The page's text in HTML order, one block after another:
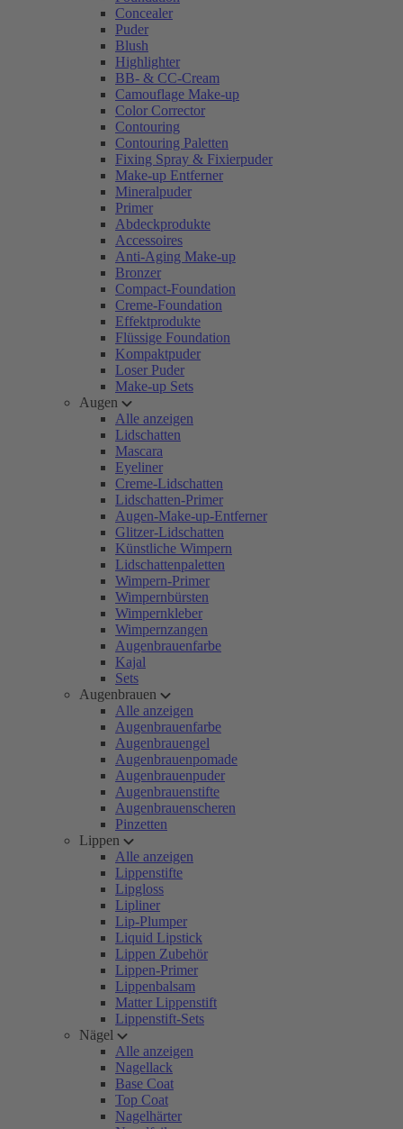
Concealer
Puder
Blush
Highlighter
BB- & CC-Cream
Camouflage Make-up
Color Corrector
Contouring
Contouring Paletten
Fixing Spray & Fixierpuder
Make-up Entferner
Mineralpuder
Primer
Abdeckprodukte
Accessoires
Anti-Aging Make-up
Bronzer
Compact-Foundation
Creme-Foundation
Effektprodukte
Flüssige Foundation
Kompaktpuder
Loser Puder
Make-up Sets
Augen
Alle anzeigen
Lidschatten
Mascara
Eyeliner
Creme-Lidschatten
Lidschatten-Primer
Augen-Make-up-Entferner
Glitzer-Lidschatten
Künstliche Wimpern
Lidschattenpaletten
Wimpern-Primer
Wimpernbürsten
Wimpernkleber
Wimpernzangen
Augenbrauenfarbe
Kajal
Sets
Augenbrauen
Alle anzeigen
Augenbrauenfarbe
Augenbrauengel
Augenbrauenpomade
Augenbrauenpuder
Augenbrauenstifte
Augenbrauenscheren
Pinzetten
Lippen
Alle anzeigen
Lippenstifte
Lipgloss
Lipliner
Lip-Plumper
Liquid Lipstick
Lippen Zubehör
Lippen-Primer
Lippenbalsam
Matter Lippenstift
Lippenstift-Sets
Nägel
Alle anzeigen
Nagellack
Base Coat
Top Coat
Nagelhärter